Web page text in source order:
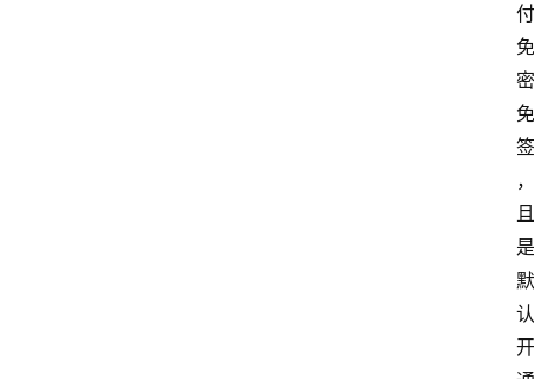
付
免
密
免
签
，
且
是
默
认
开